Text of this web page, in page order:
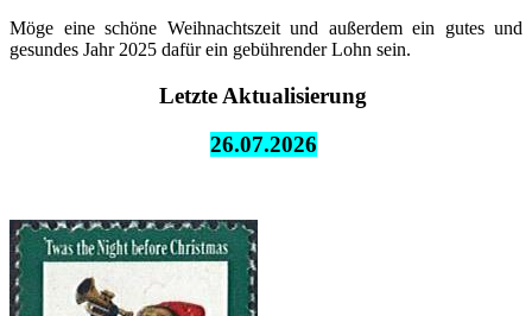
Möge eine schöne Weihnachtszeit und außerdem ein gutes und
gesundes Jahr 2025 dafür ein gebührender Lohn sein.
Letzte Aktualisierung
26.07.2026